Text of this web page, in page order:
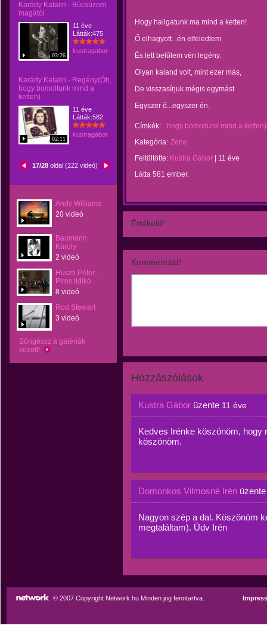
Karády Katalin - Búcsúzom
magától
03:26
11 éve
Látták:475
kustragabor
Karády Katalin - Regény(Óh,
hogy bomoltunk mind a
ketten)
02:11
11 éve
Látták:582
kustragabor
17/28 oldal (222 videó)
Andy Williams
20 videó
Baumann
Károly
2 videó
Huszti Péter -
Piros Ildikó
8 videó
Rod Stewart
3 videó
Böngéssz a galériák
között!
Hogy hallgatunk ma mind a ketten!
Ő elhagyott...én elfeledtem
És lett belőlem vén legény.
Olyan kaland volt, mint ezer más,
De visszasírjuk mégis egymást
Egyszer ő...egyszer én.
Címkék:
hogy bomoltunk mind a ketten)
Kategória: Zene
Feltöltötte: Kustra Gábor
11 éve
Látta 581 ember.
Értékeld!
Kommentáld!
Hozzászólások
Kustra Gábor üzente 11 éve
Kedves Irénke köszönöm, hogy
köszönöm.
Domonkos Vilmosné Irén
Nagyon szép a dal. Köszönöm
megtaláltam). Üdv Irén
© 2007 Copyright Network.hu Minden jog fenntartva.